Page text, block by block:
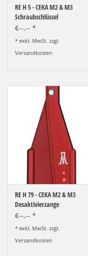
CUP
DOWNLOAD
RE H 5 - CEKA M2 & M3
Schraubschlüssel
€--,-- *
* exkl. MwSt. zzgl.
Versandkosten
RE H 79 - CEKA M2 & M3
Desaktivierzange
€--,-- *
* exkl. MwSt. zzgl.
Versandkosten